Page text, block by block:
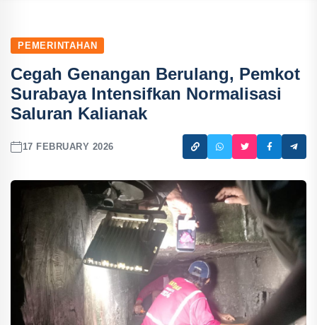
PEMERINTAHAN
Cegah Genangan Berulang, Pemkot
Surabaya Intensifkan Normalisasi
Saluran Kalianak
17 FEBRUARY 2026